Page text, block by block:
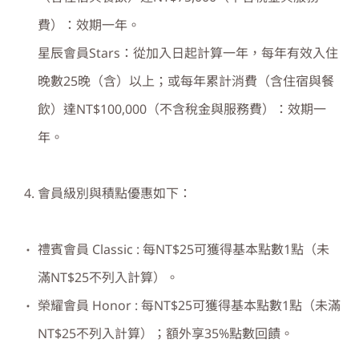
費）：效期一年。
星辰會員Stars：從加入日起計算一年，每年有效入住
晚數25晚（含）以上；或每年累計消費（含住宿與餐
飲）達NT$100,000（不含稅金與服務費）：效期一
年。
會員級別與積點優惠如下：
禮賓會員 Classic : 每NT$25可獲得基本點數1點（未
滿NT$25不列入計算）。
榮耀會員 Honor : 每NT$25可獲得基本點數1點（未滿
NT$25不列入計算）；額外享35%點數回饋。